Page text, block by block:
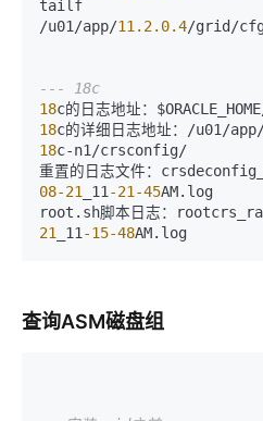
/u01 /app/11.2.0.4/grid /
--- 18c
18c的日志地址：$ORACLE_HOME
18c的详细日志地址： /u01 /app
18c-n1 /crsconfig/
重置的日志文件：
08-21 _11 -21 -45AM.log
root.sh脚本日志：
21
_11 -15-48
查询ASM磁盘组